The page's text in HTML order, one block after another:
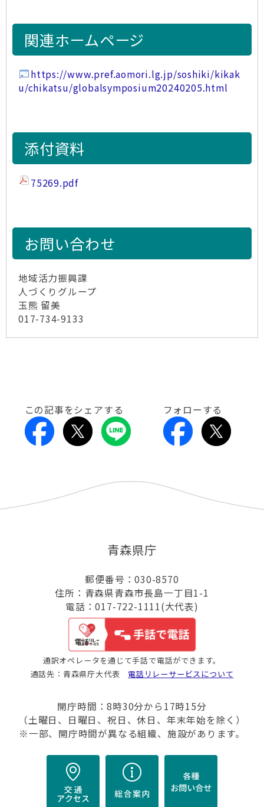
関連ホームページ
https://www.pref.aomori.lg.jp/soshiki/kikak
u/chikatsu/globalsymposium20240205.html
添付資料
75269.pdf
お問い合わせ
地域活力振興課
人づくりグループ
玉熊 留美
017-734-9133
この記事をシェアする フォローする
青森県庁
郵便番号：030-8570
住所：青森県青森市長島一丁目1-1
電話：017-722-1111(大代表)
通訳オペレータを通じて手話で電話ができます。
通話先：青森県庁大代表 電話リレーサービスについて
開庁時間：8時30分から17時15分
（土曜日、日曜日、祝日、休日、年末年始を除く）
※一部、開庁時間が異なる組織、施設があります。